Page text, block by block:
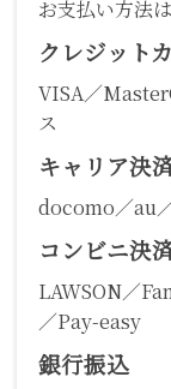
お支払い方法
クレジット
VISA／
ス
キャリア決
docomo／au
コンビニ決
LAWSON／
／Pay-easy
銀行振込